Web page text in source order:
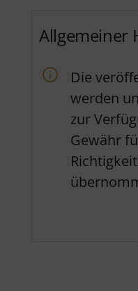
Allgemeiner
Die
werden
zur
Gewähr